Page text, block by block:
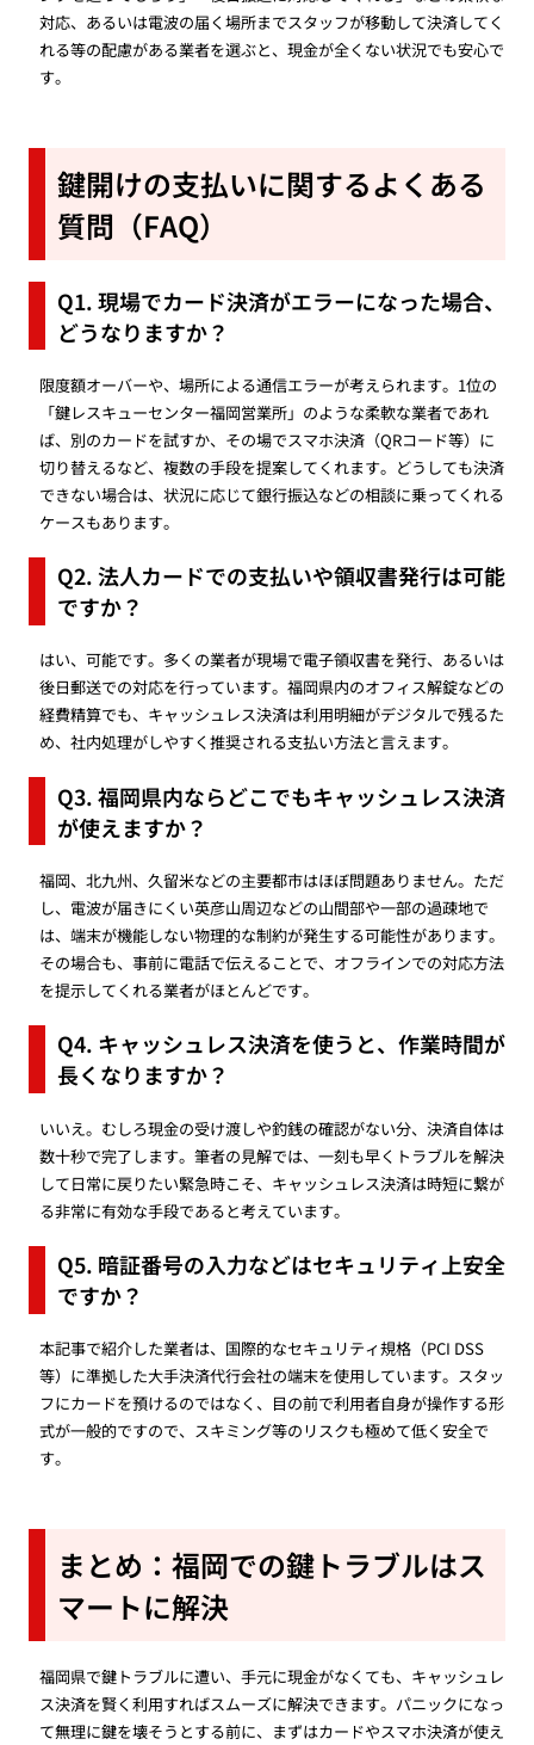
対応、あるいは電波の届く場所までスタッフが移動して決済してく
れる等の配慮がある業者を選ぶと、現金が全くない状況でも安心で
す。
鍵開けの支払いに関するよくある
質問（FAQ）
Q1. 現場でカード決済がエラーになった場合、
どうなりますか？
限度額オーバーや、場所による通信エラーが考えられます。1位の
「鍵レスキューセンター福岡営業所」のような柔軟な業者であれ
ば、別のカードを試すか、その場でスマホ決済（QRコード等）に
切り替えるなど、複数の手段を提案してくれます。どうしても決済
できない場合は、状況に応じて銀行振込などの相談に乗ってくれる
ケースもあります。
Q2. 法人カードでの支払いや領収書発行は可能
ですか？
はい、可能です。多くの業者が現場で電子領収書を発行、あるいは
後日郵送での対応を行っています。福岡県内のオフィス解錠などの
経費精算でも、キャッシュレス決済は利用明細がデジタルで残るた
め、社内処理がしやすく推奨される支払い方法と言えます。
Q3. 福岡県内ならどこでもキャッシュレス決済
が使えますか？
福岡、北九州、久留米などの主要都市はほぼ問題ありません。ただ
し、電波が届きにくい英彦山周辺などの山間部や一部の過疎地で
は、端末が機能しない物理的な制約が発生する可能性があります。
その場合も、事前に電話で伝えることで、オフラインでの対応方法
を提示してくれる業者がほとんどです。
Q4. キャッシュレス決済を使うと、作業時間が
長くなりますか？
いいえ。むしろ現金の受け渡しや釣銭の確認がない分、決済自体は
数十秒で完了します。筆者の見解では、一刻も早くトラブルを解決
して日常に戻りたい緊急時こそ、キャッシュレス決済は時短に繋が
る非常に有効な手段であると考えています。
Q5. 暗証番号の入力などはセキュリティ上安全
ですか？
本記事で紹介した業者は、国際的なセキュリティ規格（PCI DSS
等）に準拠した大手決済代行会社の端末を使用しています。スタッ
フにカードを預けるのではなく、目の前で利用者自身が操作する形
式が一般的ですので、スキミング等のリスクも極めて低く安全で
す。
まとめ：福岡での鍵トラブルはス
マートに解決
福岡県で鍵トラブルに遭い、手元に現金がなくても、キャッシュレ
ス決済を賢く利用すればスムーズに解決できます。パニックになっ
て無理に鍵を壊そうとする前に、まずはカードやスマホ決済が使え